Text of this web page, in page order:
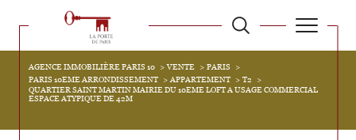
AGENCE IMMOBILIÈRE PARIS 10 VENTE
PARIS
PARIS 10EME ARRONDISSEMENT
APPARTEMENT
T2
QUARTIER SAINT MARTIN MAIRIE DU 10EME LOFT A USAGE COMMERCIAL
ESPACE ATYPIQUE DE 42M